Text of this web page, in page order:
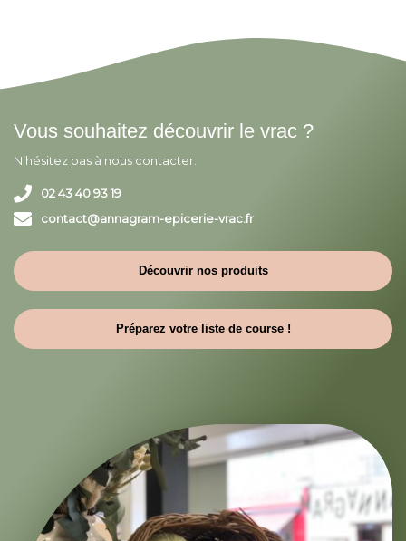
Vous souhaitez découvrir le vrac ?
N’hésitez pas à nous contacter.
02 43 40 93 19
contact@annagram-epicerie-vrac.fr
Découvrir nos produits
Préparez votre liste de course !